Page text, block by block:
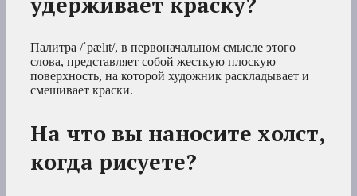
Палитра /ˈpælɪt/, в первоначальном смысле этого
слова, представляет собой жесткую плоскую
поверхность, на которой художник раскладывает и
смешивает краски.
На что вы наносите холст,
когда рисуете?